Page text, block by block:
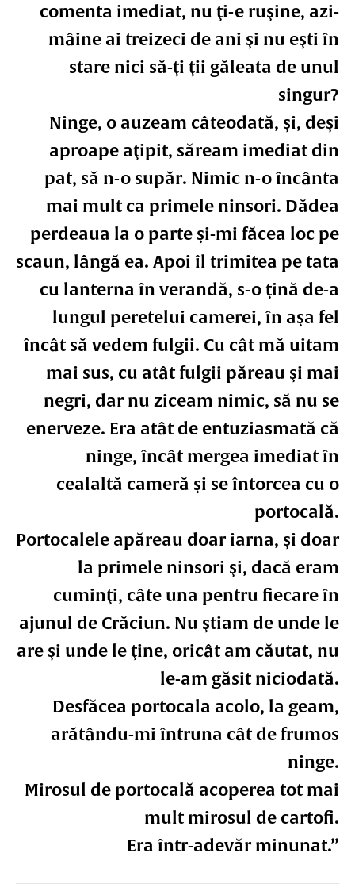
comenta imediat, nu ţi-e ruşine, azi-
mâine ai treizeci de ani şi nu eşti în
stare nici să-ţi ţii găleata de unul
singur?
Ninge, o auzeam câteodată, şi, deşi
aproape aţipit, săream imediat din
pat, să n-o supăr. Nimic n-o încânta
mai mult ca primele ninsori. Dădea
perdeaua la o parte şi-mi făcea loc pe
scaun, lângă ea. Apoi îl trimitea pe tata
cu lanterna în verandă, s-o ţină de-a
lungul peretelui camerei, în aşa fel
încât să vedem fulgii. Cu cât mă uitam
mai sus, cu atât fulgii păreau şi mai
negri, dar nu ziceam nimic, să nu se
enerveze. Era atât de entuziasmată că
ninge, încât mergea imediat în
cealaltă cameră şi se întorcea cu o
portocală.
Portocalele apăreau doar iarna, şi doar
la primele ninsori şi, dacă eram
cuminţi, câte una pentru fiecare în
ajunul de Crăciun. Nu ştiam de unde le
are şi unde le ţine, oricât am căutat, nu
le-am găsit niciodată.
Desfăcea portocala acolo, la geam,
arătându-mi întruna cât de frumos
ninge.
Mirosul de portocală acoperea tot mai
mult mirosul de cartofi.
Era într-adevăr minunat.”